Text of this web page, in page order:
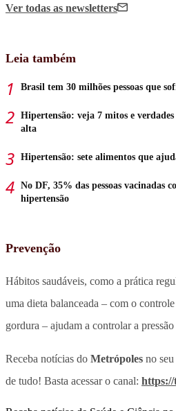
Ver todas as newsletters
Leia também
Brasil tem 30 milhões pessoas que
Hipertensão: veja 7 mitos e
alta
Hipertensão: sete alimentos que
No DF, 35% das pessoas vacinadas
hipertensão
Prevenção
Hábitos saudáveis, como a prática
uma dieta balanceada – com o
gordura – ajudam a controlar a
Receba notícias do Metrópoles no
de tudo! Basta acessar o canal: https://